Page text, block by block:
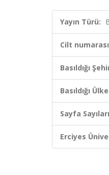
Yayın Türü:
Cilt
Basıldığı
Basıldığı
Sayfa
Erciyes